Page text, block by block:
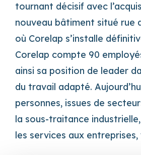
tournant décisif avec
nouveau bâtiment situé rue
où Corelap s’installe
Corelap compte 90
ainsi sa position de leader
du travail adapté.
personnes, issues de
la sous-traitance
les services aux